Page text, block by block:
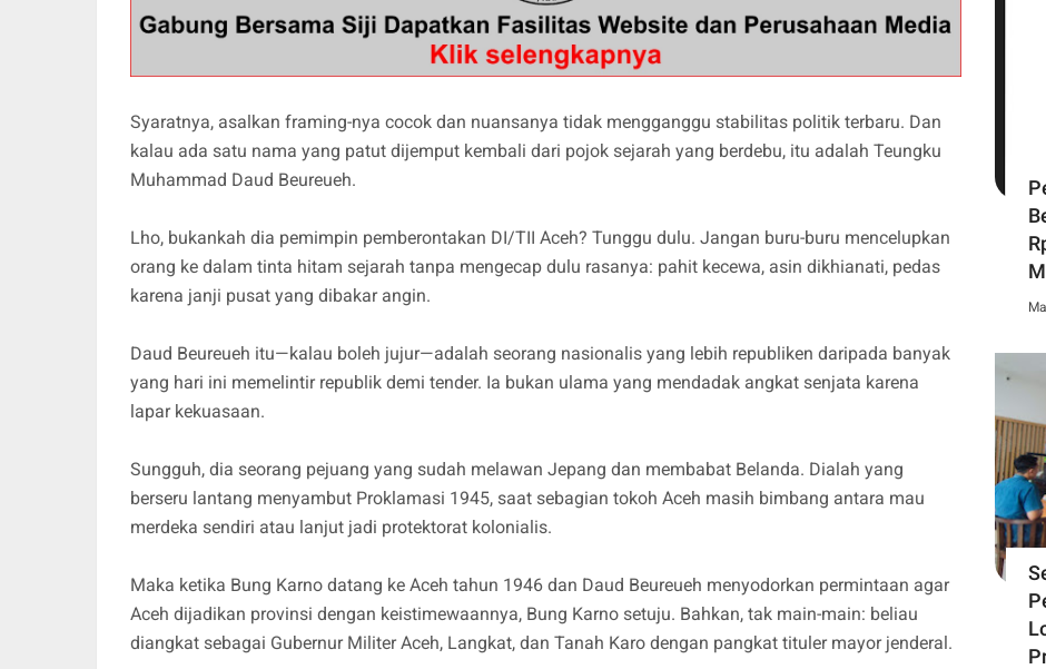
Syaratnya, asalkan framing-nya cocok dan nuansanya tidak mengganggu stabilitas politik terbaru. Dan
kalau ada satu nama yang patut dijemput kembali dari pojok sejarah yang berdebu, itu adalah Teungku
Muhammad Daud Beureueh.
Lho, bukankah dia pemimpin pemberontakan DI/TII Aceh? Tunggu dulu. Jangan buru-buru mencelupkan
orang ke dalam tinta hitam sejarah tanpa mengecap dulu rasanya: pahit kecewa, asin dikhianati, pedas
karena janji pusat yang dibakar angin.
Daud Beureueh itu—kalau boleh jujur—adalah seorang nasionalis yang lebih republiken daripada banyak
yang hari ini memelintir republik demi tender. Ia bukan ulama yang mendadak angkat senjata karena
lapar kekuasaan.
Sungguh, dia seorang pejuang yang sudah melawan Jepang dan membabat Belanda. Dialah yang
berseru lantang menyambut Proklamasi 1945, saat sebagian tokoh Aceh masih bimbang antara mau
merdeka sendiri atau lanjut jadi protektorat kolonialis.
Maka ketika Bung Karno datang ke Aceh tahun 1946 dan Daud Beureueh menyodorkan permintaan agar
Aceh dijadikan provinsi dengan keistimewaannya, Bung Karno setuju. Bahkan, tak main-main: beliau
diangkat sebagai Gubernur Militer Aceh, Langkat, dan Tanah Karo dengan pangkat tituler mayor jenderal.